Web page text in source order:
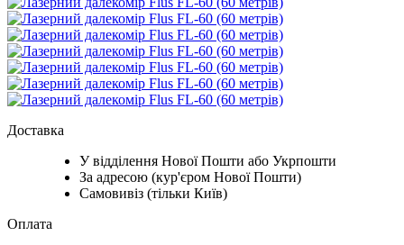
Доставка
У відділення Нової Пошти або Укрпошти
За адресою (кур'єром Нової Пошти)
Самовивіз (тільки Київ)
Оплата